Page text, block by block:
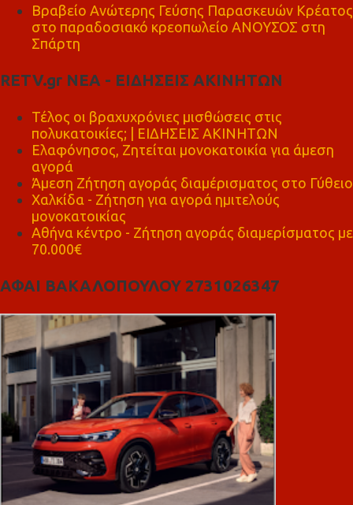
Βραβείο Ανώτερης Γεύσης Παρασκευών Κρέατος
στο παραδοσιακό κρεοπωλείο ΑΝΟΥΣΟΣ στη
Σπάρτη
RETV.gr ΝΕΑ - ΕΙΔΗΣΕΙΣ ΑΚΙΝΗΤΩΝ
Τέλος οι βραχυχρόνιες μισθώσεις στις
πολυκατοικίες; | ΕΙΔΗΣΕΙΣ ΑΚΙΝΗΤΩΝ
Ελαφόνησος, Ζητείται μονοκατοικία για άμεση
αγορά
Άμεση Ζήτηση αγοράς διαμέρισματος στο Γύθειο
Χαλκίδα - Ζήτηση για αγορά ημιτελούς
μονοκατοικίας
Αθήνα κέντρο - Ζήτηση αγοράς διαμερίσματος με
70.000€
ΑΦΑΙ ΒΑΚΑΛΟΠΟΥΛΟΥ 2731026347